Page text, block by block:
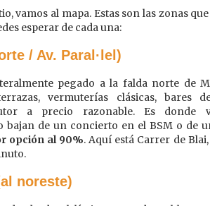
vamos al mapa. Estas son las zonas
esperar de cada una:
/ Av. Paral·lel)
pegado a la falda norte de
vermuterías clásicas, bares
a precio razonable. Es donde
bajan de un concierto en el BSM o de
opción al 90%. Aquí está Carrer de
noreste)